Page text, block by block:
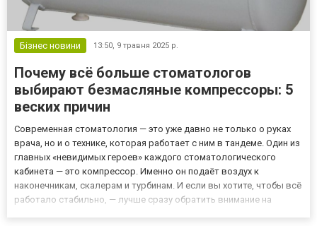
Бізнес новини 13:50, 9 травня 2025 р.
Почему всё больше стоматологов
выбирают безмасляные компрессоры: 5
веских причин
Современная стоматология — это уже давно не только о руках
врача, но и о технике, которая работает с ним в тандеме. Один из
главных «невидимых героев» каждого стоматологического
кабинета — это компрессор. Именно он подаёт воздух к
наконечникам, скалерам и турбинам. И если вы хотите, чтобы всё
работало стабильно, — лучше сразу обратить внимание на